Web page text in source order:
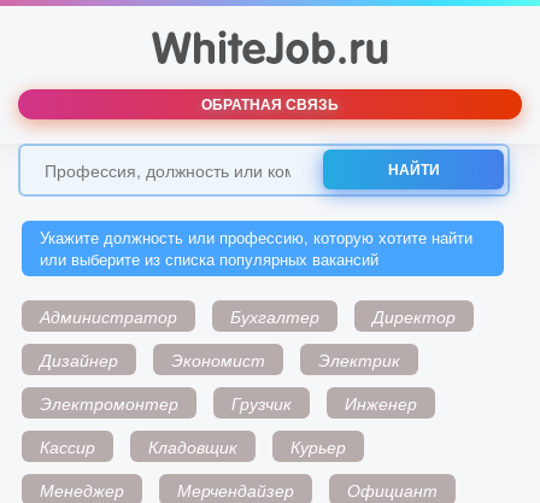
ОБРАТНАЯ СВЯЗЬ
НАЙТИ
Укажите должность или профессию, которую хотите найти
или выберите из списка популярных вакансий
Администратор Бухгалтер
Директор
Дизайнер
Экономист
Электрик
Электромонтер
Грузчик
Инженер
Кассир
Кладовщик
Курьер
Менеджер
Мерчендайзер
Официант